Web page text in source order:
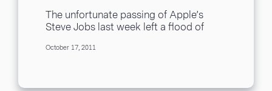
The unfortunate passing of Apple’s
Steve Jobs last week left a flood of
web. It...
October 17, 2011